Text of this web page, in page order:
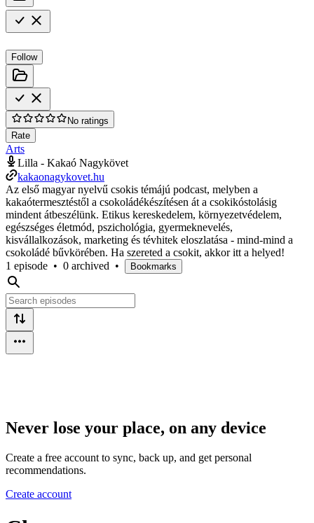
Follow
No ratings
Rate
Arts
Lilla - Kakaó Nagykövet
kakaonagykovet.hu
Az első magyar nyelvű csokis témájú podcast, melyben a
kakaótermesztéstől a csokoládékészítésen át a csokikóstolásig
mindent átbeszélünk. Etikus kereskedelem, környezetvédelem,
egészséges életmód, pszichológia, gyermeknevelés,
kisvállalkozások, marketing és tévhitek eloszlatása - mind-mind a
csokoládé bűvkörében. Ha szereted a csokit, akkor itt a helyed!
1 episode • 0 archived • Bookmarks
Never lose your place, on any device
Create a free account to sync, back up, and get personal
recommendations.
Create account